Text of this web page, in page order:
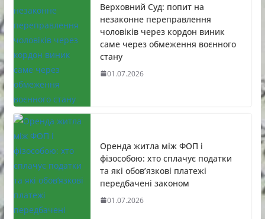
Верховний Суд: попит на
незаконне переправлення
чоловіків через кордон виник
саме через обмеження воєнного
стану
01.07.2026
Оренда житла між ФОП і
фізособою: хто сплачує податки
та які обов’язкові платежі
передбачені законом
01.07.2026